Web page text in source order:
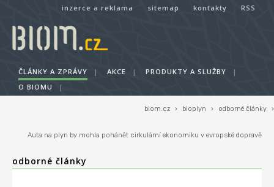
inzerce a reklama sitemap kontakty RSS
ČLÁNKY A ZPRÁVY | AKCE | PRODUKTY A SLUŽBY
|
O BIOMU
|
biom.cz › bioplyn › odborné články ›
Auta na plyn by mohla pohánět cirkulární ekonomiku v evropské dopravě
odborné články